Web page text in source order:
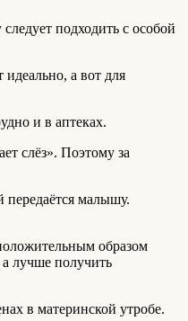
подходить с особой
а вот для
и в аптеках.
слёз». Поэтому за
передаётся малышу.
образом
лучше получить
в материнской утробе.